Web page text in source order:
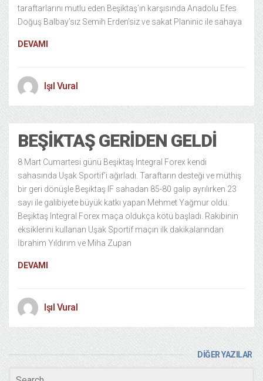
taraftarlarını mutlu eden Beşiktaş’ın karşısında Anadolu Efes
Doğuş Balbay’sız Semih Erden’siz ve sakat Planinic ile sahaya
DEVAMI
Işıl Vural
BEŞIKTAŞ GERIDEN GELDI
8 Mart Cumartesi günü Beşiktaş Integral Forex kendi
sahasında Uşak Sportif’i ağırladı. Taraftarın desteği ve müthiş
bir geri dönüşle Beşiktaş IF sahadan 85-80 galip ayrılırken 23
sayı ile galibiyete büyük katkı yapan Mehmet Yağmur oldu.
Beşiktaş Integral Forex maça oldukça kötü başladı. Rakibinin
eksiklerini kullanan Uşak Sportif maçın ilk dakikalarından
İbrahim Yıldırım ve Miha Zupan
DEVAMI
Işıl Vural
DİĞER YAZILAR